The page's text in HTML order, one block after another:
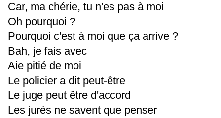
Car, ma chérie, tu n'es pas à moi
Oh pourquoi ?
Pourquoi c'est à moi que ça arrive ?
Bah, je fais avec
Aie pitié de moi
Le policier a dit peut-être
Le juge peut être d'accord
Les jurés ne savent que penser